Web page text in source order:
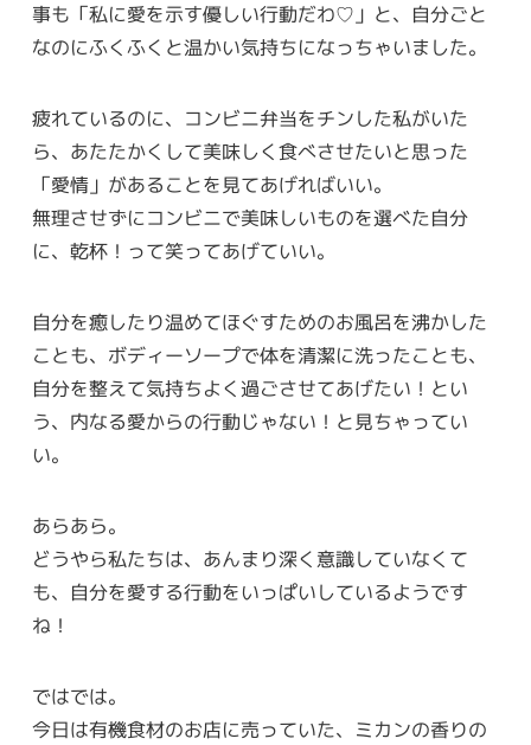
事も「私に愛を示す優しい行動だわ♡」と、自分ごと
なのにふくふくと温かい気持ちになっちゃいました。
疲れているのに、コンビニ弁当をチンした私がいた
ら、あたたかくして美味しく食べさせたいと思った
「愛情」があることを見てあげればいい。
無理させずにコンビニで美味しいものを選べた自分
に、乾杯！って笑ってあげていい。
自分を癒したり温めてほぐすためのお風呂を沸かした
ことも、ボディーソープで体を清潔に洗ったことも、
自分を整えて気持ちよく過ごさせてあげたい！とい
う、内なる愛からの行動じゃない！と見ちゃってい
い。
あらあら。
どうやら私たちは、あんまり深く意識していなくて
も、自分を愛する行動をいっぱいしているようです
ね！
ではでは。
今日は有機食材のお店に売っていた、ミカンの香りの